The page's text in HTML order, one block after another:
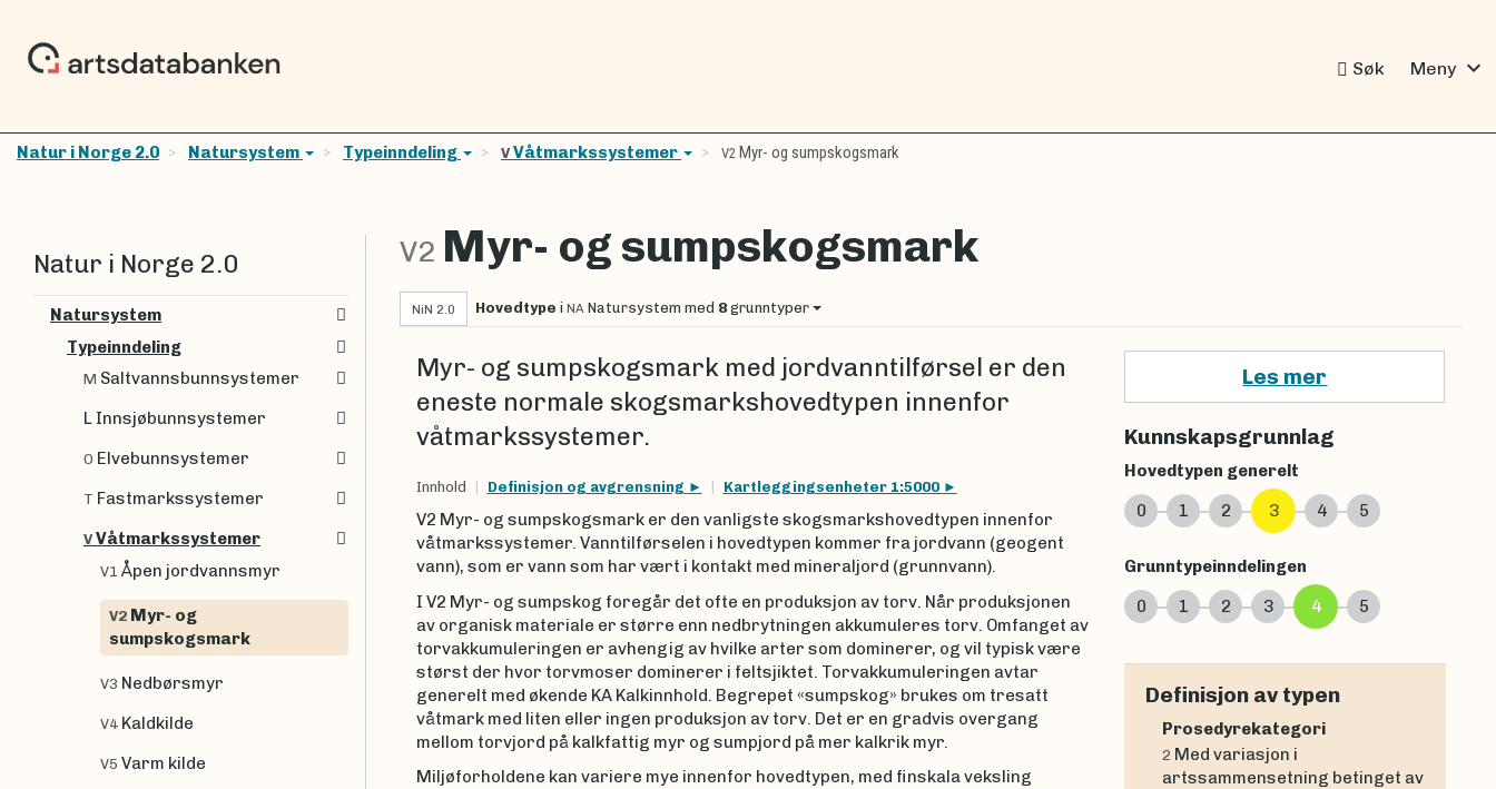
Søk Meny expand_more
Natur i Norge 2.0 Natursystem Typeinndeling V Våtmarkssystemer V2 Myr- og sumpskogsmark
V2 Myr- og sumpskogsmark
NiN 2.0 Hovedtype i NA Natursystem med 8grunntyper
Myr- og sumpskogsmark med jordvanntilførsel er den
eneste normale skogsmarkshovedtypen innenfor
våtmarkssystemer.
Innhold Definisjon og avgrensning Kartleggingsenheter 1:5000
V2 Myr- og sumpskogsmark er den vanligste skogsmarkshovedtypen innenfor
våtmarkssystemer. Vanntilførselen i hovedtypen kommer fra jordvann (geogent
vann), som er vann som har vært i kontakt med mineraljord (grunnvann).
I V2 Myr- og sumpskog foregår det ofte en produksjon av torv. Når produksjonen
av organisk materiale er større enn nedbrytningen akkumuleres torv. Omfanget av
torvakkumuleringen er avhengig av hvilke arter som dominerer, og vil typisk være
størst der hvor torvmoser dominerer i feltsjiktet. Torvakkumuleringen avtar
generelt med økende KA Kalkinnhold. Begrepet «sumpskog» brukes om tresatt
våtmark med liten eller ingen produksjon av torv. Det er en gradvis overgang
mellom torvjord på kalkfattig myr og sumpjord på mer kalkrik myr.
Miljøforholdene kan variere mye innenfor hovedtypen, med finskala veksling
Les mer
Kunnskapsgrunnlag
Hovedtypen generelt
0
1 2 3 4 5
Grunntypeinndelingen
0
1 2 3 4 5
Definisjon av typen
Prosedyrekategori
2 Med variasjon i
artssammensetning betinget av
Natur i Norge 2.0
Natursystem
Typeinndeling
M Saltvannsbunnsystemer
L Innsjøbunnsystemer
O Elvebunnsystemer
T Fastmarkssystemer
V Våtmarkssystemer
V1 Åpen jordvannsmyr
V2 Myr- og
sumpskogsmark
V3 Nedbørsmyr
V4 Kaldkilde
V5 Varm kilde